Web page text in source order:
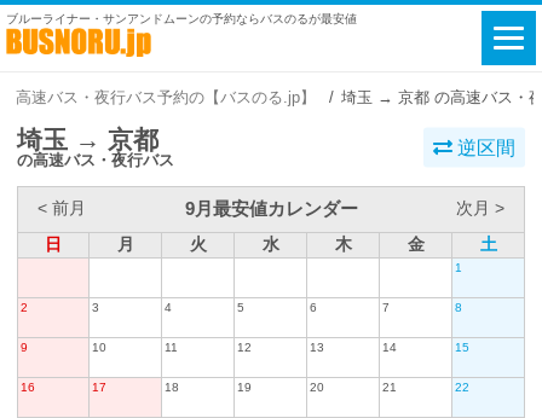
ブルーライナー・サンアンドムーンの予約ならバスのるが最安値
高速バス・夜行バス予約の【バスのる.jp】 埼玉 → 京都 の高速バス・
埼玉 → 京都
の高速バス・夜行バス
逆区間
< 前月 9月最安値カレンダー
次月 >
日
月 火 水 木 金 土
1
2 3 4 5 6 7 8
9 10 11 12 13 14 15
16 17 18 19 20 21 22